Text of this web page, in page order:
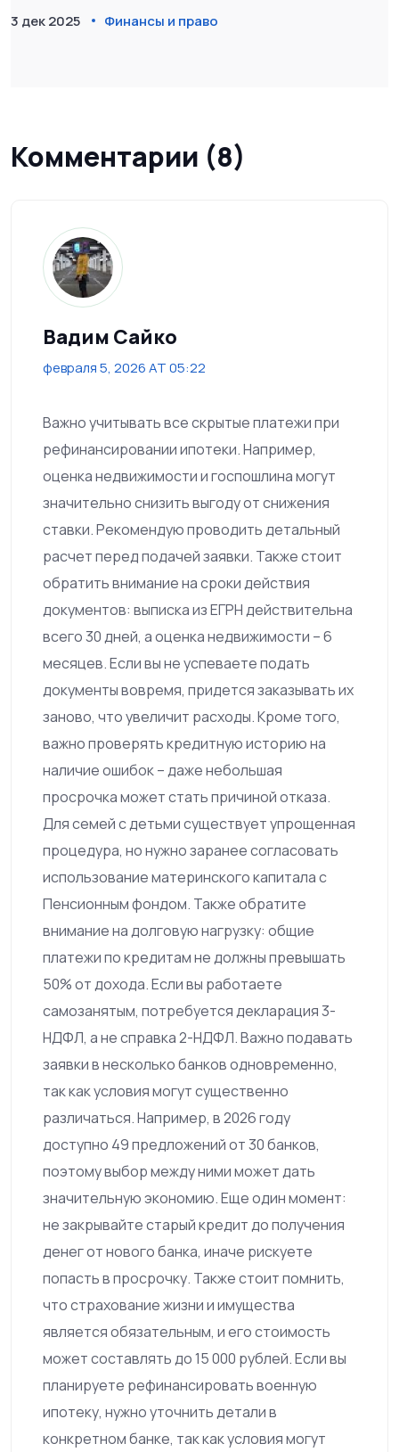
3 дек 2025 Финансы и право
Комментарии (8)
Вадим Сайко
февраля 5, 2026 AT 05:22
Важно учитывать все скрытые платежи при
рефинансировании ипотеки. Например,
оценка недвижимости и госпошлина могут
значительно снизить выгоду от снижения
ставки. Рекомендую проводить детальный
расчет перед подачей заявки. Также стоит
обратить внимание на сроки действия
документов: выписка из ЕГРН действительна
всего 30 дней, а оценка недвижимости – 6
месяцев. Если вы не успеваете подать
документы вовремя, придется заказывать их
заново, что увеличит расходы. Кроме того,
важно проверять кредитную историю на
наличие ошибок – даже небольшая
просрочка может стать причиной отказа.
Для семей с детьми существует упрощенная
процедура, но нужно заранее согласовать
использование материнского капитала с
Пенсионным фондом. Также обратите
внимание на долговую нагрузку: общие
платежи по кредитам не должны превышать
50% от дохода. Если вы работаете
самозанятым, потребуется декларация 3-
НДФЛ, а не справка 2-НДФЛ. Важно подавать
заявки в несколько банков одновременно,
так как условия могут существенно
различаться. Например, в 2026 году
доступно 49 предложений от 30 банков,
поэтому выбор между ними может дать
значительную экономию. Еще один момент:
не закрывайте старый кредит до получения
денег от нового банка, иначе рискуете
попасть в просрочку. Также стоит помнить,
что страхование жизни и имущества
является обязательным, и его стоимость
может составлять до 15 000 рублей. Если вы
планируете рефинансировать военную
ипотеку, нужно уточнить детали в
конкретном банке, так как условия могут